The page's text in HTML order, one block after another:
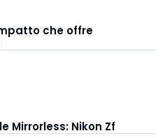
che offre
Mirrorless: Nikon Zf